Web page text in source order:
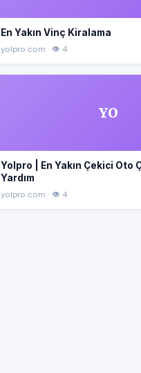
En Yakın Vinç Kiralama
yolpro.com · 👁 4
YO
Yolpro | En Yakın Çekici Oto
Yardım
yolpro.com · 👁 4